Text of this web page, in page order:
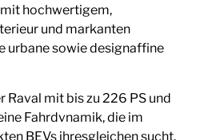
hochwertigem,
und markanten
urbane sowie designaffine
Raval mit bis zu 226 PS und
Fahrdvnamik, die im
BEVs ihresgleichen sucht.